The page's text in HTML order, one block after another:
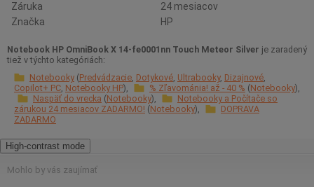
Záruka
24 mesiacov
Značka
HP
Notebook HP OmniBook X 14-fe0001nn Touch Meteor Silver je zaradený
tiež v týchto kategóriách:
Notebooky Predvádzacie Dotykové Ultrabooky Dizajnové
Copilot+ PC Notebooky HP % Zľavománia! až - 40 % Notebooky
Naspäť do vrecka Notebooky
Notebooky a Počítače so
zárukou 24 mesiacov ZADARMO! Notebooky
DOPRAVA
ZADARMO
High-contrast mode
Mohlo by vás zaujímať